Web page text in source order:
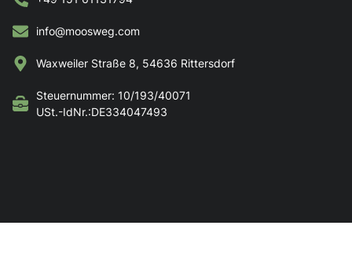
info@moosweg.com
Waxweiler Straße 8, 54636 Rittersdorf
Steuernummer: 10/193/40071
USt.-IdNr.:DE334047493